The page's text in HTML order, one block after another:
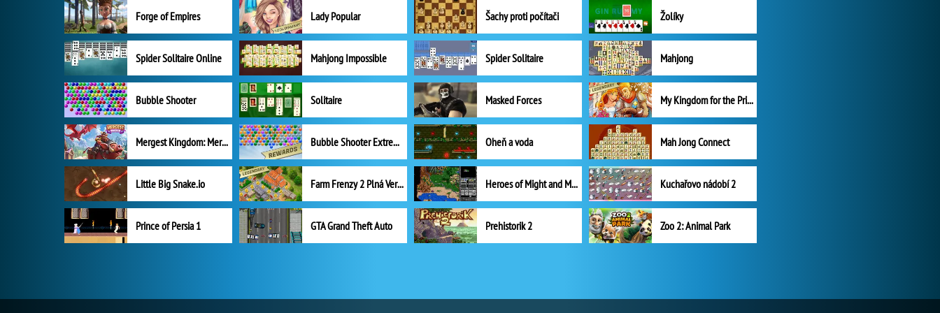
Forge of Empires Lady Popular Šachy proti počítači Žolíky
Spider Solitaire Online Mahjong Impossible Spider Solitaire Mahjong
Bubble Shooter Solitaire Masked Forces My Kingdom for the Princess Plná verze
Mergest Kingdom: Merge Puzzle Bubble Shooter Extreme Oheň a voda Mah Jong Connect
Little Big Snake.io Farm Frenzy 2 Plná Verze Heroes of Might and Magic II Kuchařovo nádobí 2
Prince of Persia 1 GTA Grand Theft Auto Prehistorik 2 Zoo 2: Animal Park